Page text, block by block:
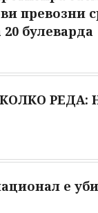
превозни
булеварда
РЕДА:
е